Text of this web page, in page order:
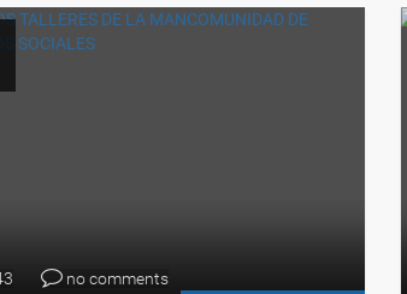
no comments